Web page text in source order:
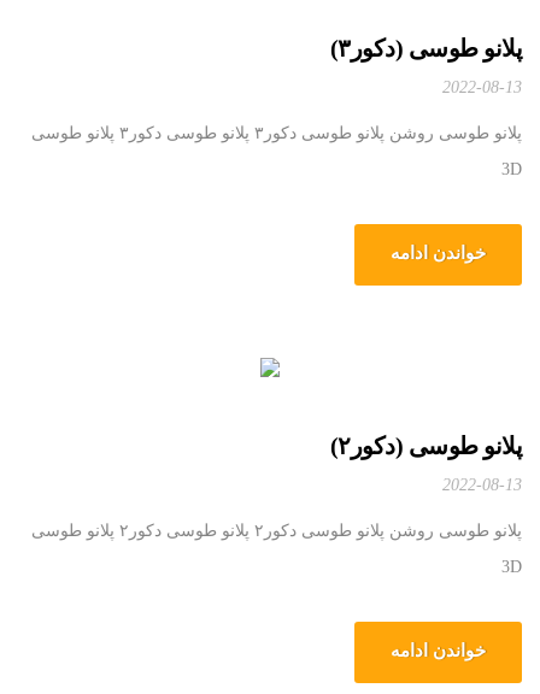
پلانو طوسی (دکور۳)
2022-08-13
پلانو طوسی روشن پلانو طوسی دکور۳ پلانو طوسی دکور۳ پلانو طوسی
3D
خواندن ادامه
پلانو طوسی (دکور۲)
2022-08-13
پلانو طوسی روشن پلانو طوسی دکور۲ پلانو طوسی دکور۲ پلانو طوسی
3D
خواندن ادامه